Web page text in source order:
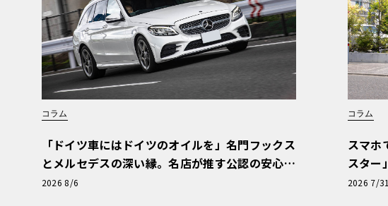
コラム
「ドイツ車にはドイツのオイルを」名門フックス
とメルセデスの深い縁。名店が推す公認の安心
と、Cクラスで味わうシルキーな走り〈PR〉
2026 8/6
コラム
スマホ
スター
【第1
2026 7/31